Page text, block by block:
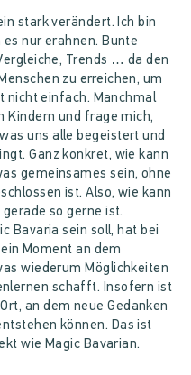
stark verändert. Ich bin
nur erahnen. Bunte
Trends … da den
zu erreichen, um
nicht einfach. Manchmal
Kindern und frage mich,
uns alle begeistert und
Ganz konkret, wie kann
gemeinsames sein, ohne
ist. Also, wie kann
gerade so gerne ist.
Bavaria sein soll, hat bei
Moment an dem
wiederum Möglichkeiten
schafft. Insofern ist
an dem neue Gedanken
können. Das ist
wie Magic Bavarian.